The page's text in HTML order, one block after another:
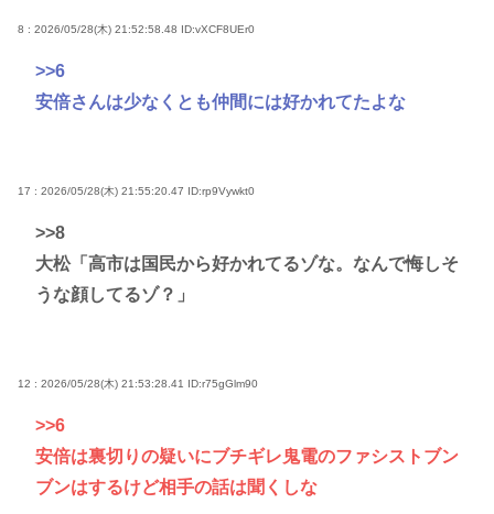
8 : 2026/05/28(木) 21:52:58.48 ID:vXCF8UEr0
>>6
安倍さんは少なくとも仲間には好かれてたよな
17 : 2026/05/28(木) 21:55:20.47 ID:rp9Vywkt0
>>8
大松「高市は国民から好かれてるゾな。なんで悔しそ
うな顔してるゾ？」
12 : 2026/05/28(木) 21:53:28.41 ID:r75gGlm90
>>6
安倍は裏切りの疑いにブチギレ鬼電のファシストブン
ブンはするけど相手の話は聞くしな